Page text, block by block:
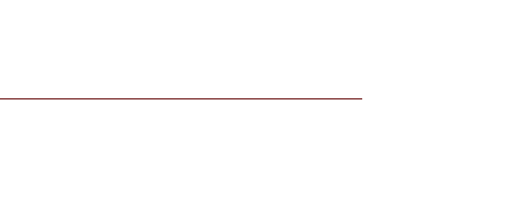
予防法務 とは